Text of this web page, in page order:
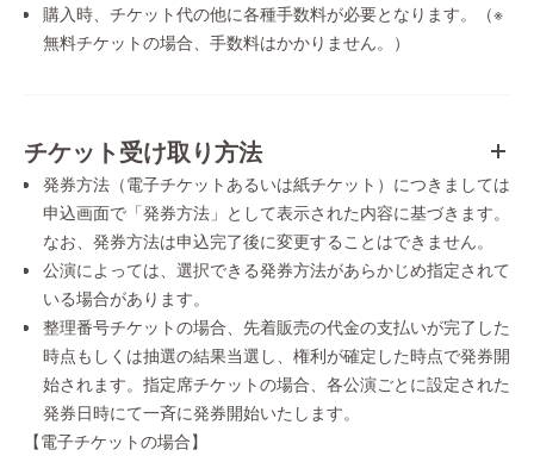
購入時、チケット代の他に各種手数料が必要となります。（※
無料チケットの場合、手数料はかかりません。）
チケット受け取り方法
発券方法（電子チケットあるいは紙チケット）につきましては
申込画面で「発券方法」として表示された内容に基づきます。
なお、発券方法は申込完了後に変更することはできません。
公演によっては、選択できる発券方法があらかじめ指定されて
いる場合があります。
整理番号チケットの場合、先着販売の代金の支払いが完了した
時点もしくは抽選の結果当選し、権利が確定した時点で発券開
始されます。指定席チケットの場合、各公演ごとに設定された
発券日時にて一斉に発券開始いたします。
【電子チケットの場合】